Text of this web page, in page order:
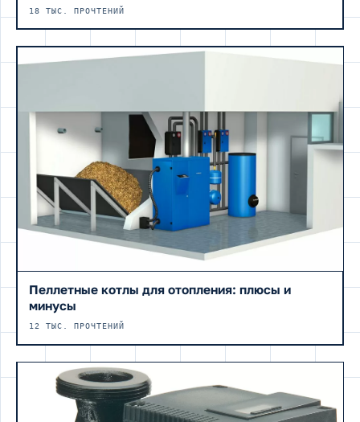
18 ТЫС. ПРОЧТЕНИЙ
Пеллетные котлы для отопления: плюсы и
минусы
12 ТЫС. ПРОЧТЕНИЙ